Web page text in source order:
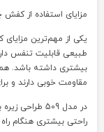
مزایای استفاده از
یکی از مهم‌ترین
طبیعی قابلیت تنفس
بیشتری داشته باشد.
مقاومت خوبی دارند و
در مدل 509
راحتی بیشتری هنگام